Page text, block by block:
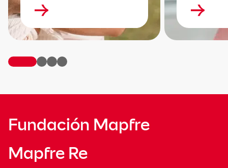
Fundación Mapfre
Mapfre Re